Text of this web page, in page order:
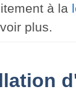
à la
plus.